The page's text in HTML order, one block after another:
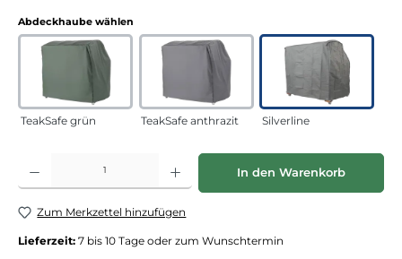
Abdeckhaube wählen
TeakSafe grün TeakSafe anthrazit Silverline
Produkt Anzahl: Gib den gewünschten Wert ein oder benutze die
In den Warenkorb
Zum Merkzettel hinzufügen
Lieferzeit: 7 bis 10 Tage oder zum Wunschtermin